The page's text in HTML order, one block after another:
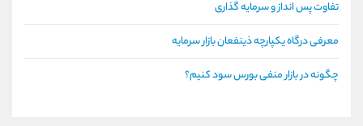
تفاوت پس انداز و سرمایه گذاری
معرفی درگاه یکپارچه ذینفعان بازار سرمایه
چگونه در بازار منفی بورس سود کنیم؟